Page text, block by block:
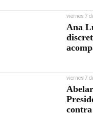
viernes 7
Ana
viernes 7